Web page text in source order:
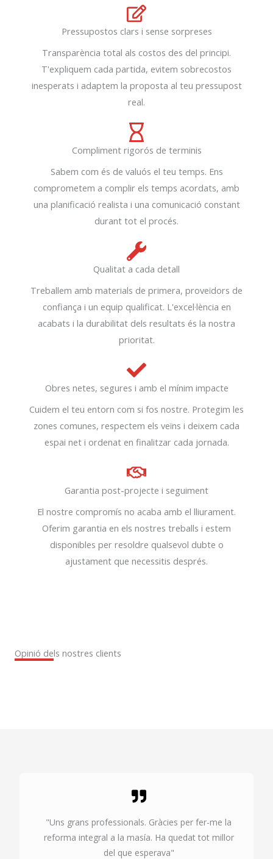
Pressupostos clars i sense sorpreses
Transparència total als costos des del principi.
T'expliquem cada partida, evitem sobrecostos
inesperats i adaptem la proposta al teu pressupost
real.
Compliment rigorós de terminis
Sabem com és de valuós el teu temps. Ens
comprometem a complir els temps acordats, amb
una planificació realista i una comunicació constant
durant tot el procés.
Qualitat a cada detall
Treballem amb materials de primera, proveïdors de
confiança i un equip qualificat. L'excel·lència en
acabats i la durabilitat dels resultats és la nostra
prioritat.
Obres netes, segures i amb el mínim impacte
Cuidem el teu entorn com si fos nostre. Protegim les
zones comunes, respectem els veïns i deixem cada
espai net i ordenat en finalitzar cada jornada.
Garantia post-projecte i seguiment
El nostre compromís no acaba amb el lliurament.
Oferim garantia en els nostres treballs i estem
disponibles per resoldre qualsevol dubte o
ajustament que necessitis després.
Opinió dels nostres clients
"Uns grans professionals. Gràcies per fer-me la
reforma integral a la masía. Ha quedat tot millor
del que esperava"